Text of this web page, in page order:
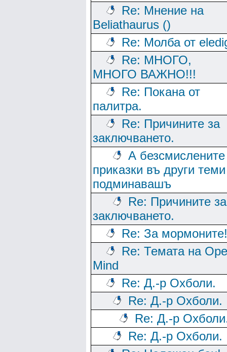
Re: Мнение на
Beliathaurus ()
Re: Молба от
Re: МНОГО,
МНОГО ВАЖНО!!!
Re: Покана от
палитра.
Re: Причините за
заключването.
А безсмислените
приказки въ други теми
подминавашъ
Re: Причините за
заключването.
Re: За мормоните!
Re: Темата на
Mind
Re: Д.-р Охболи.
Re: Д.-р Охболи.
Re: Д.-р
Re: Д.-р Охболи.